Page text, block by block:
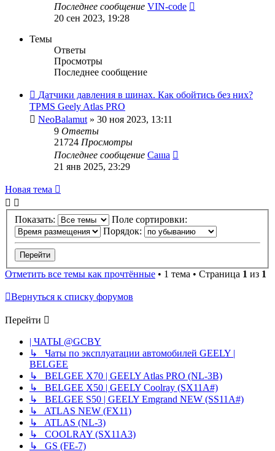
Последнее сообщение VIN-code
20 сен 2023, 19:28
Темы
Ответы
Просмотры
Последнее сообщение
Датчики давления в шинах. Как обойтись без них?
TPMS Geely Atlas PRO
NeoBalamut» 30 ноя 2023, 13:11
9 Ответы
21724 Просмотры
Последнее сообщение Caıııa
21 янв 2025, 23:29
Новая тема
Показать:
Поле сортировки:
Порядок:
Отметить все темы как прочтённые • 1 тема • Страница 1 из 1
Вернуться к списку форумов
Перейти
| ЧАТЫ @GCBY
↳ Чаты по эксплуатации автомобилей GEELY |
BELGEE
↳ BELGEE X70 | GEELY Atlas PRO (NL-3B)
↳ BELGEE X50 | GEELY Coolray (SX11A#)
↳ BELGEE S50 | GEELY Emgrand NEW (SS11A#)
↳ ATLAS NEW (FX11)
↳ ATLAS (NL-3)
↳ COOLRAY (SX11A3)
↳ GS (FE-7)